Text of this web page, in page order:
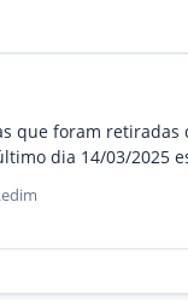
foram retiradas
dia 14/03/2025